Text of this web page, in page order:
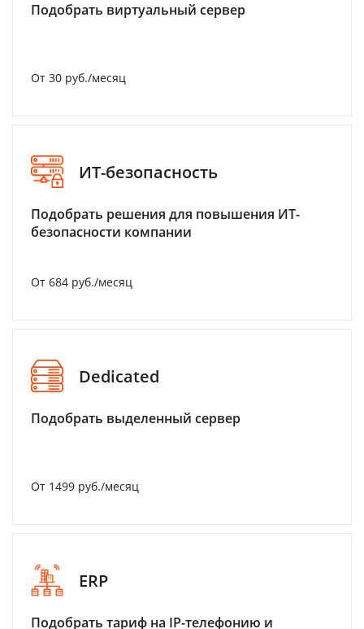
Подобрать виртуальный сервер
От 30 руб./месяц
ИТ-безопасность
Подобрать решения для повышения ИТ-
безопасности компании
От 684 руб./месяц
Dedicated
Подобрать выделенный сервер
От 1499 руб./месяц
ERP
Подобрать тариф на IP-телефонию и